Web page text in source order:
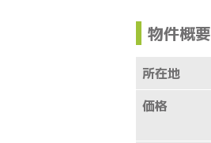
物件概要
所在地
価格